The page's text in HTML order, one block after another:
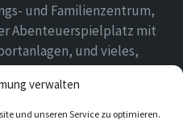
verwalten
und unseren Service zu optimieren.
und Familienzentrum,
Abenteuerspielplatz mit
und vieles,
findet ihr hier auf